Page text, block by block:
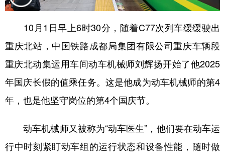
食品 人居 信息化 数字经济
学术中国 乡村振兴 银龄 溯源中国
城市 旅游 能源 会展
彩票 娱乐 时尚 悦读
公益 一带一路 亚太网 上市公司
地方频道
10月1日早上6时30分，随着C77次列车缓缓驶出
重庆北站，中国铁路成都局集团有限公司重庆车辆段
重庆北动集运用车间动车机械师刘辉扬开始了他2025
年国庆长假的值乘任务。这是他成为动车机械师的第4
年，也是他坚守岗位的第4个国庆节。
动车机械师又被称为“动车医生”，他们要在动车运
行中时刻紧盯动车组的运行状态和设备性能，随时做